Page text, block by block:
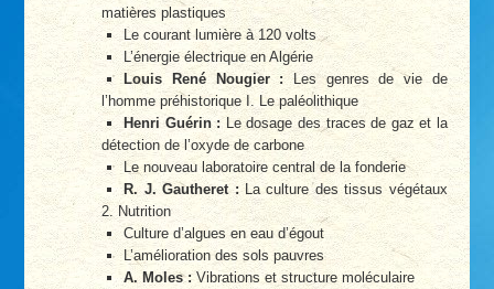
matières plastiques
Le courant lumière à 120 volts
L’énergie électrique en Algérie
Louis René Nougier :Les genres de vie de
l’homme préhistorique I. Le paléolithique
Henri Guérin : Le dosage des traces de gaz et la
détection de l’oxyde de carbone
Le nouveau laboratoire central de la fonderie
R. J. Gautheret :La culture des tissus végétaux
2. Nutrition
Culture d’algues en eau d’égout
L’amélioration des sols pauvres
A. Moles : Vibrations et structure moléculaire